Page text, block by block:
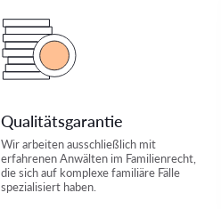
Qualitätsgarantie
Wir arbeiten ausschließlich mit
erfahrenen Anwälten im Familienrecht,
die sich auf komplexe familiäre Fälle
spezialisiert haben.